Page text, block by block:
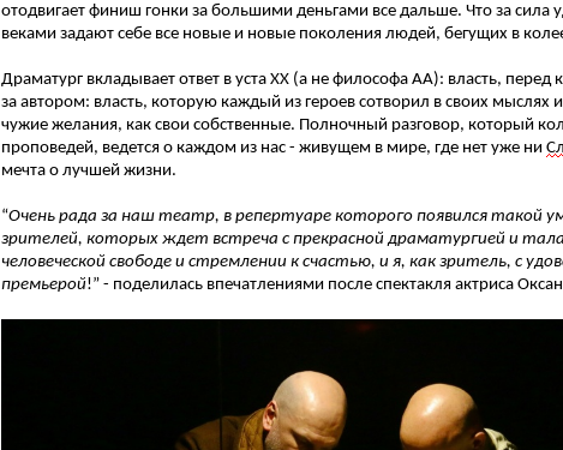
отодвигает финиш гонки за большими деньгами все дальше. Что за сила
веками задают себе все новые и новые поколения людей, бегущих в
Драматург вкладывает ответ в уста ХХ (а не философа АА): власть,
за автором: власть, которую каждый из героев сотворил в своих
чужие желания, как свои собственные. Полночный разговор, который
проповедей, ведется о каждом из нас - живущем в мире, где нет уже ни
мечта о лучшей жизни.
“Очень рада за наш театр, в репертуаре которого появился такой
зрителей, которых ждет встреча с прекрасной драматургией и
человеческой свободе и стремлении к счастью, и я, как зритель, с
премьерой!” - поделилась впечатлениями после спектакля актриса